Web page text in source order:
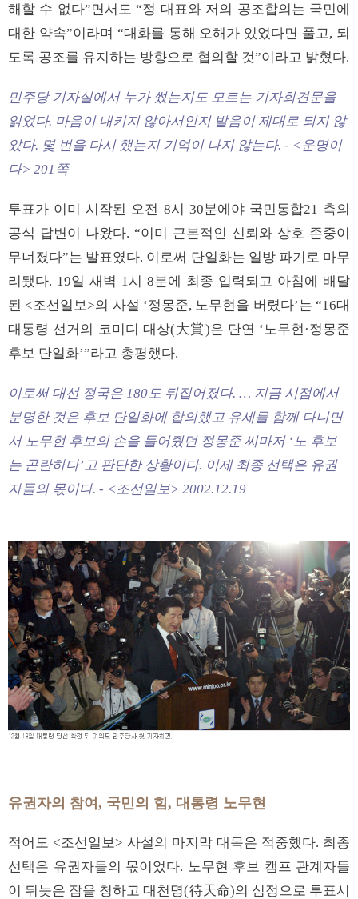
해할 수 없다”면서도 “정 대표와 저의 공조합의는 국민에
대한 약속”이라며 “대화를 통해 오해가 있었다면 풀고, 되
도록 공조를 유지하는 방향으로 협의할 것”이라고 밝혔다.
민주당 기자실에서 누가 썼는지도 모르는 기자회견문을
읽었다. 마음이 내키지 않아서인지 발음이 제대로 되지 않
았다. 몇 번을 다시 했는지 기억이 나지 않는다. - <운명이
다> 201쪽
투표가 이미 시작된 오전 8시 30분에야 국민통합21 측의
공식 답변이 나왔다. “이미 근본적인 신뢰와 상호 존중이
무너졌다”는 발표였다. 이로써 단일화는 일방 파기로 마무
리됐다. 19일 새벽 1시 8분에 최종 입력되고 아침에 배달
된 <조선일보>의 사설 ‘정몽준, 노무현을 버렸다’는 “16대
대통령 선거의 코미디 대상(大賞)은 단연 ‘노무현·정몽준
후보 단일화’”라고 총평했다.
이로써 대선 정국은 180도 뒤집어졌다. … 지금 시점에서
분명한 것은 후보 단일화에 합의했고 유세를 함께 다니면
서 노무현 후보의 손을 들어줬던 정몽준 씨마저 ‘노 후보
는 곤란하다’고 판단한 상황이다. 이제 최종 선택은 유권
자들의 몫이다. - <조선일보> 2002.12.19
유권자의 참여, 국민의 힘, 대통령 노무현
적어도 <조선일보> 사설의 마지막 대목은 적중했다. 최종
선택은 유권자들의 몫이었다. 노무현 후보 캠프 관계자들
이 뒤늦은 잠을 청하고 대천명(待天命)의 심정으로 투표시